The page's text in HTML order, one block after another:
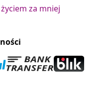
za mniej